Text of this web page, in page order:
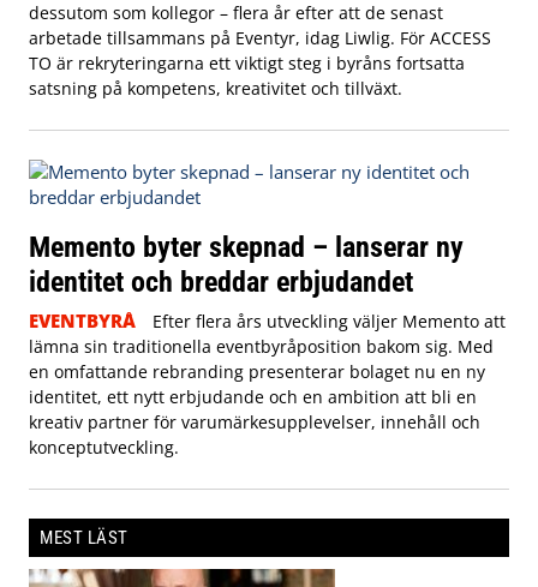
dessutom som kollegor – flera år efter att de senast
arbetade tillsammans på Eventyr, idag Liwlig. För ACCESS
TO är rekryteringarna ett viktigt steg i byråns fortsatta
satsning på kompetens, kreativitet och tillväxt.
Memento byter skepnad – lanserar ny
identitet och breddar erbjudandet
EVENTBYRÅ
Efter flera års utveckling väljer Memento att
lämna sin traditionella eventbyråposition bakom sig. Med
en omfattande rebranding presenterar bolaget nu en ny
identitet, ett nytt erbjudande och en ambition att bli en
kreativ partner för varumärkesupplevelser, innehåll och
konceptutveckling.
MEST LÄST